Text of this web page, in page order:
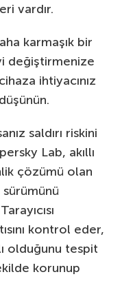
vardır.
karmaşık bir
değiştirmenize
ihtiyacınız
saldırı riskini
Lab, akıllı
çözümü olan
sürümünü
kontrol eder,
olduğunu tespit
korunup